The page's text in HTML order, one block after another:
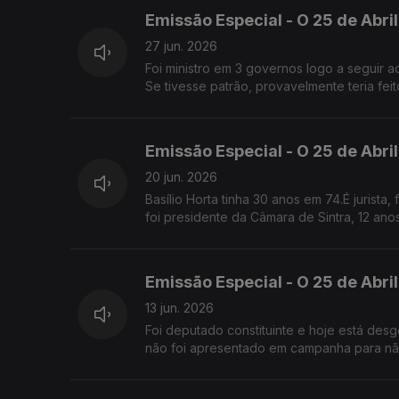
Emissão Especial - O 25 de
27 jun. 2026
Foi ministro em 3 governos logo a seguir ao 25 de
Se tivesse patrão, provavelmente teria
Emissão Especial - O 25 de
20 jun. 2026
Basílio Horta tinha 30 anos em 74.É jurista, fundador do CDS. Foi candidato presidencial contra Mário Soares em 1991.E
foi presidente da Câmara de Sintra, 12
Emissão Especial - O 25 de
13 jun. 2026
Foi deputado constituinte e hoje está
não foi apresentado em campanha para